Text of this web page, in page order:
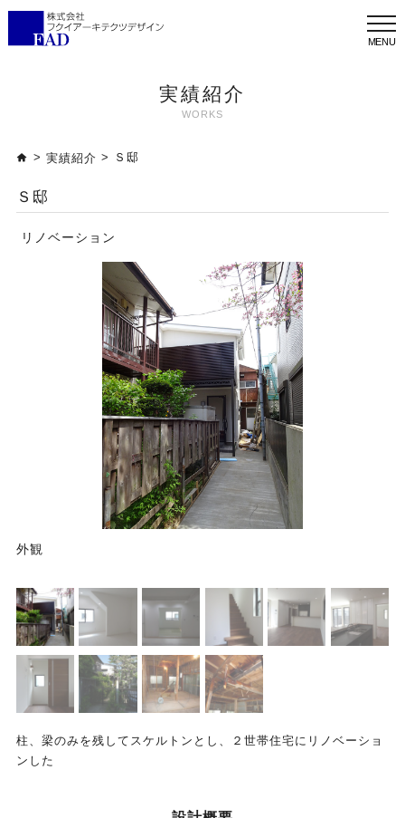
メ
ニ
実績紹介
WORKS
> 実績紹介 > Ｓ邸
Ｓ邸
リノベーション
外観
柱、梁のみを残してスケルトンとし、２世帯住宅にリノベーショ
ンした